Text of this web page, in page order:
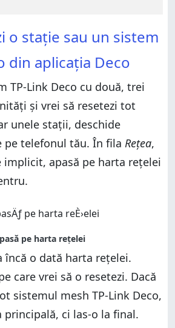
o stație sau un sistem
din aplicația Deco
TP-Link Deco cu două, trei
și vrei să resetezi tot
unele stații, deschide
pe telefonul tău. În fila Rețea,
implicit, apasă pe harta rețelei
încă o dată harta rețelei.
care vrei să o resetezi. Dacă
sistemul mesh TP-Link Deco,
principală, ci las-o la final.